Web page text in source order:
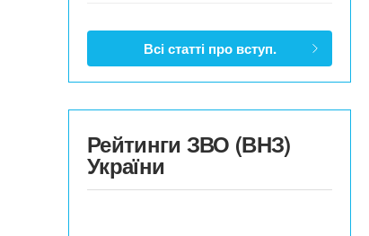
Всі статті про вступ.
Рейтинги ЗВО (ВНЗ)
України